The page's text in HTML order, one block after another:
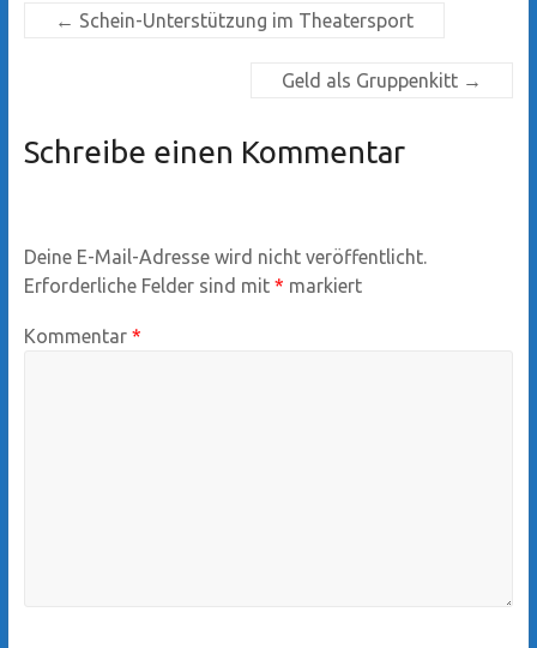
← Schein-Unterstützung im Theatersport
Geld als Gruppenkitt →
Schreibe einen Kommentar
Deine E-Mail-Adresse wird nicht veröffentlicht.
Erforderliche Felder sind mit * markiert
Kommentar *